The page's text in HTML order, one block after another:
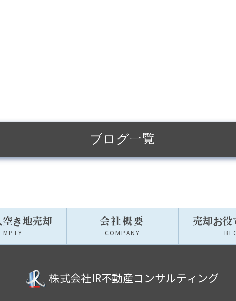
ブログ一覧
空き地売却
EMPTY
会社概要
COMPANY
売却お役
株式会社IR不動産コンサルティング